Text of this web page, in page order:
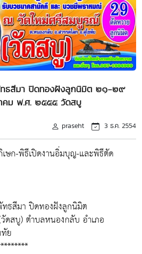
ธสีมา ปิดทองฝังลูกนิมิต ๒๑-๒๙
คม พ.ศ. ๒๕๕๕ วัดสบู
praseht 3 ธ.ค. 2554
ษก-พิธีเปิดงานอิ่มบุญ-และพิธีตัด
ธสีมา ปิดทองฝังลูกนิมิต
สบู) ตำบลหนองกลับ อำเภอ
ย